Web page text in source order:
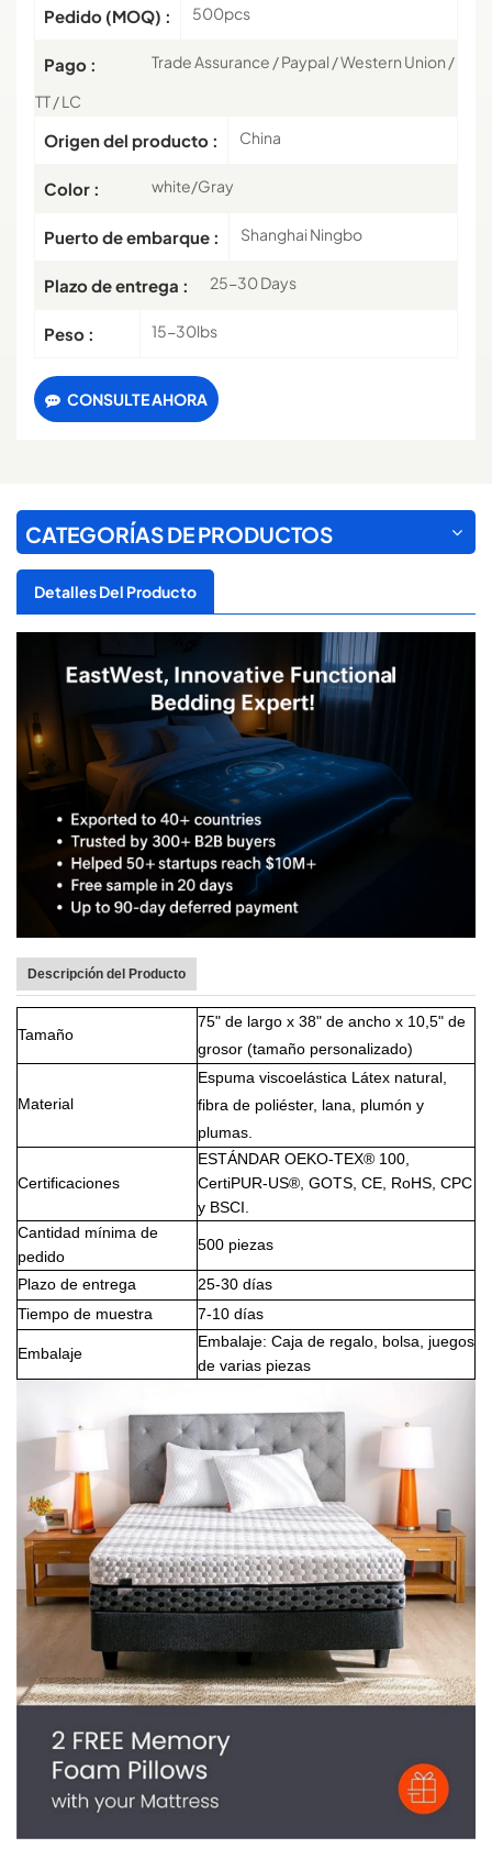
Pedido (MOQ) : 500pcs
Pago :
Trade Assurance / Paypal / Western Union /
TT / LC
Origen del producto : China
Color : white/Gray
Puerto de embarque : Shanghai Ningbo
Plazo de entrega : 25-30 Days
Peso : 15-30lbs
CONSULTE AHORA
CATEGORÍAS DE PRODUCTOS
Detalles Del Producto
Descripción del Producto
Tamaño
75" de largo x 38" de ancho x 10,5" de
grosor (tamaño personalizado)
Material
Espuma viscoelástica Látex natural,
fibra de poliéster, lana, plumón y
plumas.
Certificaciones
ESTÁNDAR OEKO-TEX® 100,
CertiPUR-US®, GOTS, CE, RoHS, CPC
y BSCI.
Cantidad mínima de
pedido
500 piezas
Plazo de entrega
25-30 días
Tiempo de muestra
7-10 días
Embalaje
Embalaje: Caja de regalo, bolsa, juegos
de varias piezas